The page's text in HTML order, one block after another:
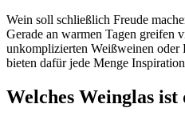
Wein soll schließlich Freude
Gerade an warmen Tagen greifen
unkomplizierten Weißweinen oder
bieten dafür jede Menge
Welches Weinglas